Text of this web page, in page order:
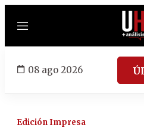
Menú
08 ago 2026
Edición Impresa